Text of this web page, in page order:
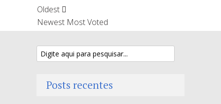
Oldest
Newest Most Voted
Posts recentes